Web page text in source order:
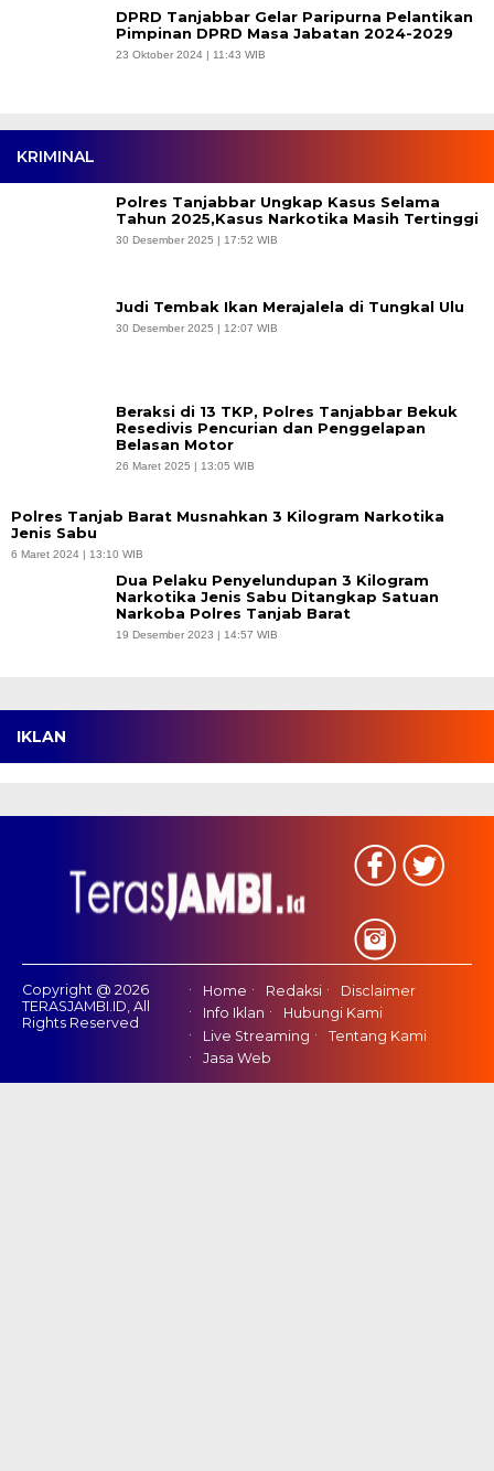
DPRD Tanjabbar Gelar Paripurna Pelantikan
Pimpinan DPRD Masa Jabatan 2024-2029
23 Oktober 2024 | 11:43 WIB
KRIMINAL
Polres Tanjabbar Ungkap Kasus Selama
Tahun 2025,Kasus Narkotika Masih Tertinggi
30 Desember 2025 | 17:52 WIB
Judi Tembak Ikan Merajalela di Tungkal Ulu
30 Desember 2025 | 12:07 WIB
Beraksi di 13 TKP, Polres Tanjabbar Bekuk
Resedivis Pencurian dan Penggelapan
Belasan Motor
26 Maret 2025 | 13:05 WIB
Polres Tanjab Barat Musnahkan 3 Kilogram Narkotika
Jenis Sabu
6 Maret 2024 | 13:10 WIB
Dua Pelaku Penyelundupan 3 Kilogram
Narkotika Jenis Sabu Ditangkap Satuan
Narkoba Polres Tanjab Barat
19 Desember 2023 | 14:57 WIB
IKLAN
Copyright @ 2026
TERASJAMBI.ID, All
Rights Reserved
Home Redaksi
Disclaimer
Info Iklan
Hubungi Kami
Live Streaming
Tentang Kami
Jasa Web